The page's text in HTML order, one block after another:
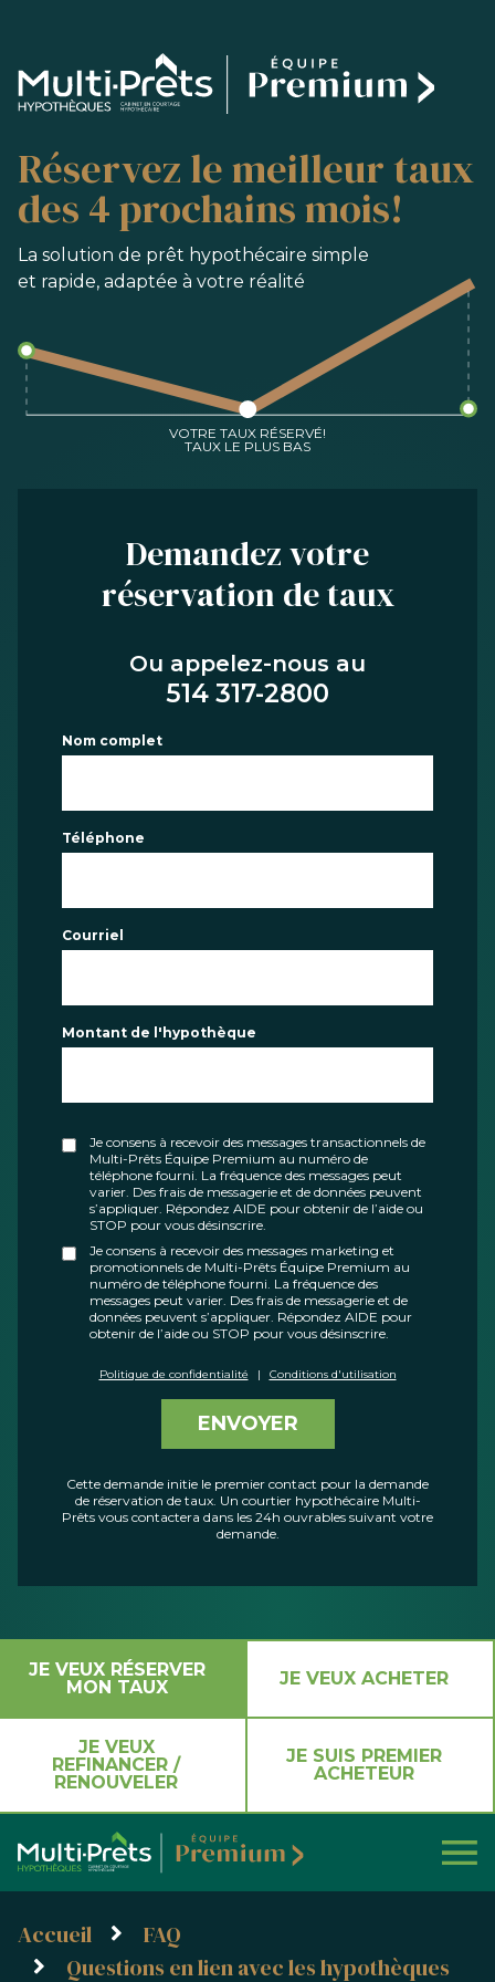
ACHAT
REFINANCEMENT
RENOUVELLEMENT
PRÉ-AUTORISATION
OUTILS
NOUS JOINDRE
ÉQUIPE
Réservez le meilleur taux
des 4 prochains mois!
La solution de prêt hypothécaire simple
et rapide, adaptée à votre réalité
VOTRE TAUX RÉSERVÉ!
TAUX LE PLUS BAS
Demandez votre
réservation de taux
Ou appelez-nous au
514 317-2800
Nom complet
Téléphone
Courriel
Montant de l'hypothèque
Je consens à recevoir des messages transactionnels de
Multi-Prêts Équipe Premium au numéro de
téléphone fourni. La fréquence des messages peut
varier. Des frais de messagerie et de données peuvent
s’appliquer. Répondez AIDE pour obtenir de l’aide ou
STOP pour vous désinscrire.
Je consens à recevoir des messages marketing et
promotionnels de Multi-Prêts Équipe Premium au
numéro de téléphone fourni. La fréquence des
messages peut varier. Des frais de messagerie et de
données peuvent s’appliquer. Répondez AIDE pour
obtenir de l’aide ou STOP pour vous désinscrire.
Politique de confidentialité | Conditions d'utilisation
ENVOYER
Cette demande initie le premier contact pour la demande
de réservation de taux. Un courtier hypothécaire Multi-
Prêts vous contactera dans les 24h ouvrables suivant votre
demande.
JE VEUX RÉSERVER
MON TAUX
JE VEUX ACHETER
JE VEUX
REFINANCER /
RENOUVELER
JE SUIS PREMIER
ACHETEUR
Accueil
FAQ
Questions en lien avec les hypothèques